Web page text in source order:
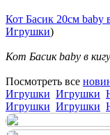
Кот Басик 20см baby
Игрушки)
Кот Басик baby в
Посмотреть все
Игрушки Игрушки
Игрушки Игрушки